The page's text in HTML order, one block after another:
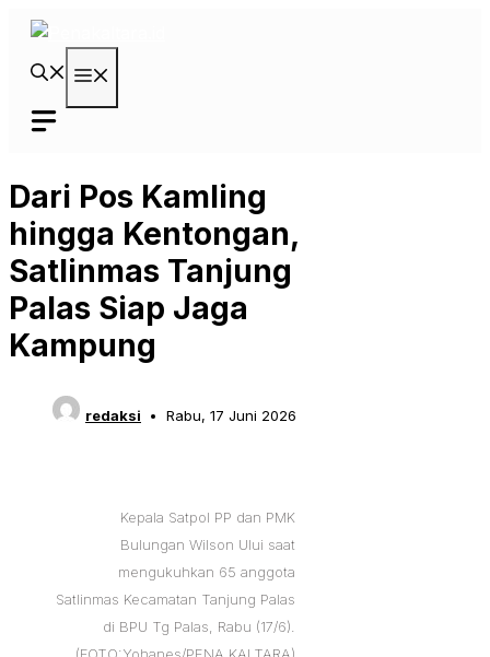
Langsung
Dari Pos Kamling
hingga Kentongan,
Satlinmas Tanjung
Palas Siap Jaga
Kampung‎
redaksi Rabu, 17 Juni 2026
Kepala Satpol PP dan PMK
Bulungan Wilson Ului saat
mengukuhkan 65 anggota
Satlinmas Kecamatan Tanjung Palas
di BPU Tg Palas, Rabu (17/6).